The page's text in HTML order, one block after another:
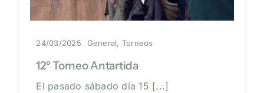
24/03/2025 General, Torneos
12º Torneo Antartida
El pasado sábado día 15 [...]